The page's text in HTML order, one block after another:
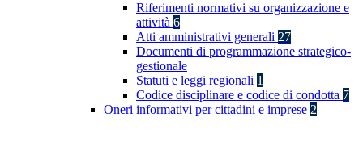
Riferimenti normativi su organizzazione e
attività 6
Atti amministrativi generali 27
Documenti di programmazione strategico-
gestionale
Statuti e leggi regionali 1
Codice disciplinare e codice di condotta 7
Oneri informativi per cittadini e imprese 2